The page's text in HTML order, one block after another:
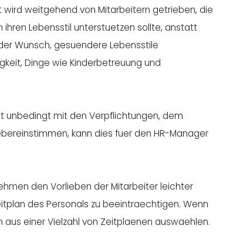
weitgehend von Mitarbeitern getrieben, die
Lebensstil unterstuetzen sollte, anstatt
Wunsch, gesuendere Lebensstile
Dinge wie Kinderbetreuung und
unbedingt mit den Verpflichtungen, dem
kann dies fuer den HR-Manager
den Vorlieben der Mitarbeiter leichter
des Personals zu beeintraechtigen. Wenn
einer Vielzahl von Zeitplaenen auswaehlen.